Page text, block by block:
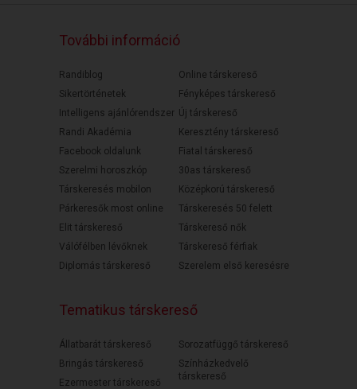
További információ
Randiblog
Sikertörténetek
Intelligens ajánlórendszer
Randi Akadémia
Facebook oldalunk
Szerelmi horoszkóp
Társkeresés mobilon
Párkeresők most online
Elit társkereső
Válófélben lévőknek
Diplomás társkereső
Online társkereső
Fényképes társkereső
Új társkereső
Keresztény társkereső
Fiatal társkereső
30as társkereső
Középkorú társkereső
Társkeresés 50 felett
Társkereső nők
Társkereső férfiak
Szerelem első keresésre
Tematikus társkereső
Állatbarát társkereső
Bringás társkereső
Ezermester társkereső
Sorozatfüggő társkereső
Színházkedvelő
társkereső